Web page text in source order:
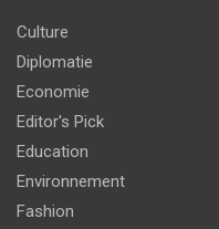
Culture
Diplomatie
Economie
Editor's Pick
Education
Environnement
Fashion